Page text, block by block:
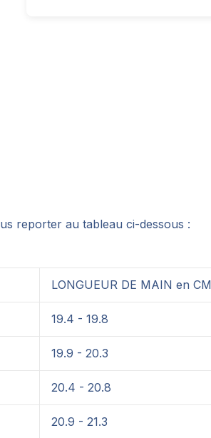
reporter au tableau ci-dessous :
LONGUEUR DE MAIN en CM
19.4 - 19.8
19.9 - 20.3
20.4 - 20.8
20.9 - 21.3